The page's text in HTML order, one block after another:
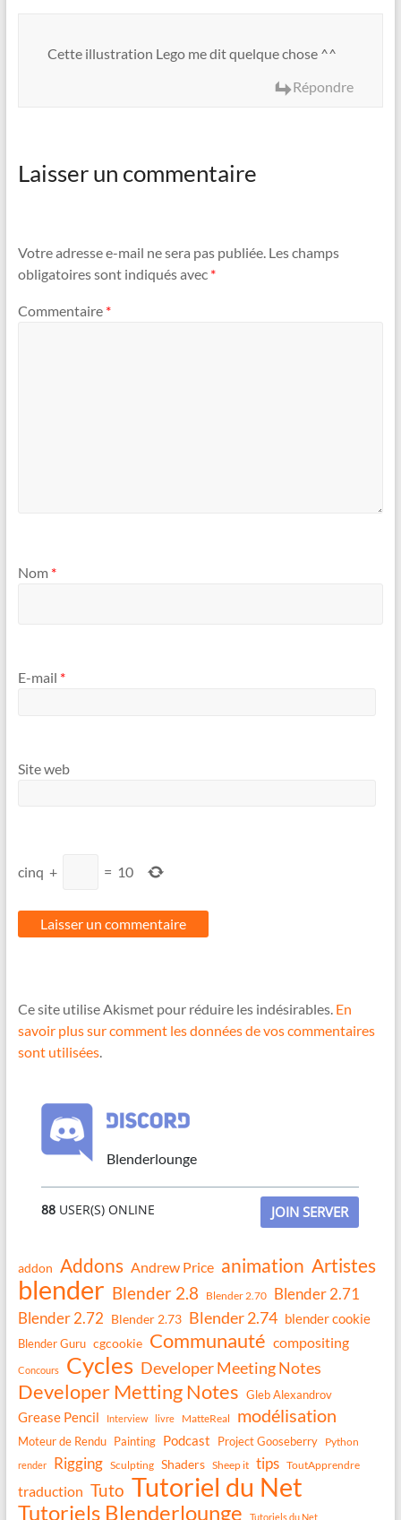
Cette illustration Lego me dit quelque chose ^^
Répondre
Laisser un commentaire
Votre adresse e-mail ne sera pas publiée. Les champs
obligatoires sont indiqués avec *
Commentaire *
Nom *
E-mail *
Site web
cinq + = 10
Ce site utilise Akismet pour réduire les indésirables. En
savoir plus sur comment les données de vos commentaires
sont utilisées.
Blenderlounge
88 USER(S) ONLINE JOIN SERVER
addon Addons Andrew Price animation Artistes
blender Blender 2.8 Blender 2.70
Blender 2.71
Blender 2.72 Blender 2.73 Blender 2.74 blender cookie
Blender Guru cgcookie Communauté compositing
Concours Cycles Developer Meeting Notes
Developer Metting Notes Gleb Alexandrov
Grease Pencil Interview livre MatteReal modélisation
Moteur de Rendu Painting Podcast Project Gooseberry Python
render Rigging Sculpting Shaders Sheep it tips ToutApprendre
traduction Tuto Tutoriel du Net
Tutoriels Blenderlounge Tutoriels du Net